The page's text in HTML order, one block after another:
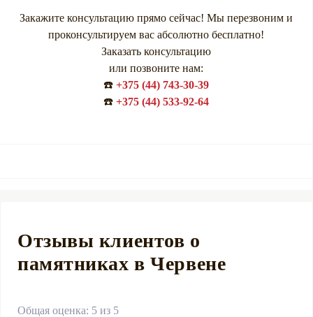
Закажите консультацию прямо сейчас! Мы перезвоним и
проконсультируем вас абсолютно бесплатно!
Заказать консультацию
или позвоните нам:
☎️ +375 (44) 743-30-39
☎️ +375 (44) 533-92-64
Отзывы клиентов о
памятниках в Червене
Общая оценка: 5 из 5